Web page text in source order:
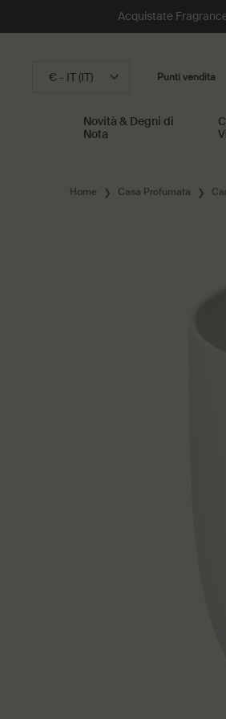
Acquistate
€ - IT (IT) Punti vendita
Novità & Degni di
Nota
Home Casa Profumata